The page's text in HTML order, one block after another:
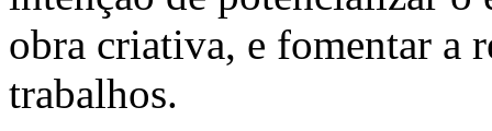
obra criativa, e fomentar a
trabalhos.